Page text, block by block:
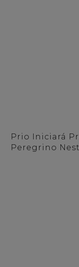
Prio Iniciará
Peregrino